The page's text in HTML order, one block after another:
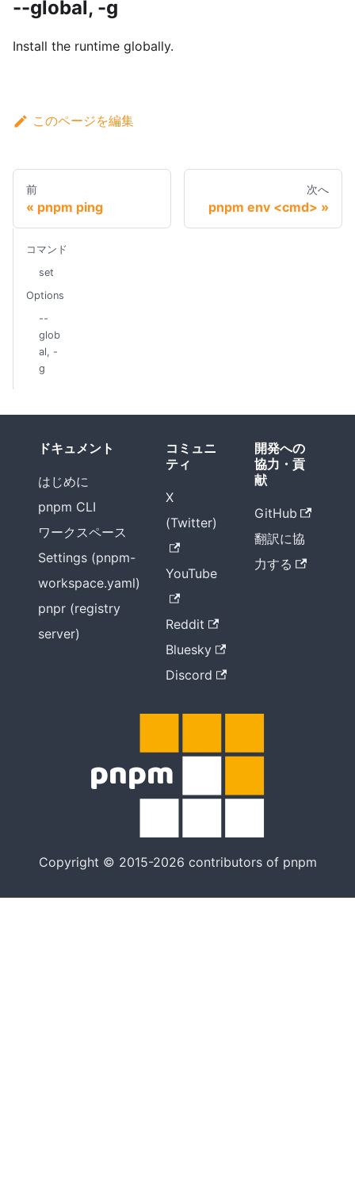
--global, -g
Install the runtime globally.
このページを編集
前
pnpm ping
次へ
pnpm env <cmd>
コマンド
set
Options
--
glob
al, -
g
ドキュメント
はじめに
pnpm CLI
ワークスペース
Settings (pnpm-
workspace.yaml)
pnpr (registry
server)
コミュニ
ティ
X
(Twitter)
YouTube
Reddit
Bluesky
Discord
開発への
協力・貢
献
GitHub
翻訳に協
力する
Copyright © 2015-2026 contributors of pnpm